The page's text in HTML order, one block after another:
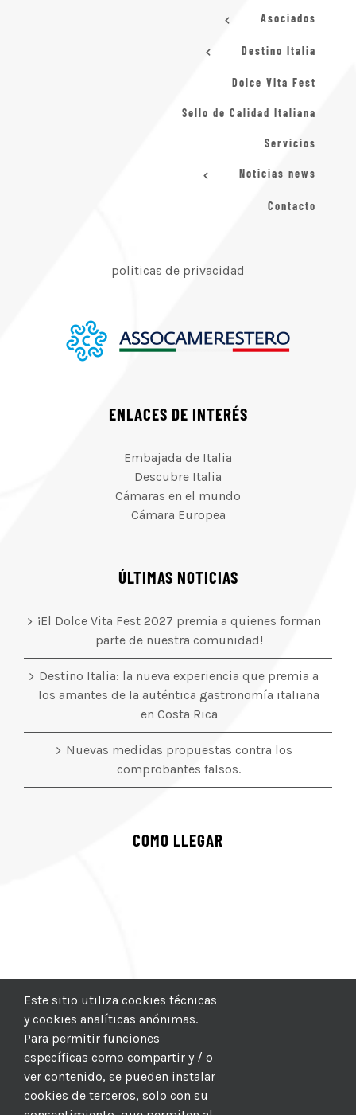
Asociados
Destino Italia
Dolce VIta Fest
Sello de Calidad Italiana
Servicios
Noticias news
Contacto
politicas de privacidad
ENLACES DE INTERÉS
Embajada de Italia
Descubre Italia
Cámaras en el mundo
Cámara Europea
ÚLTIMAS NOTICIAS
¡El Dolce Vita Fest 2027 premia a quienes forman
parte de nuestra comunidad!
Destino Italia: la nueva experiencia que premia a
los amantes de la auténtica gastronomía italiana
en Costa Rica
Nuevas medidas propuestas contra los
comprobantes falsos.
COMO LLEGAR
Este sitio utiliza cookies técnicas
y cookies analíticas anónimas.
Para permitir funciones
específicas como compartir y / o
ver contenido, se pueden instalar
cookies de terceros, solo con su